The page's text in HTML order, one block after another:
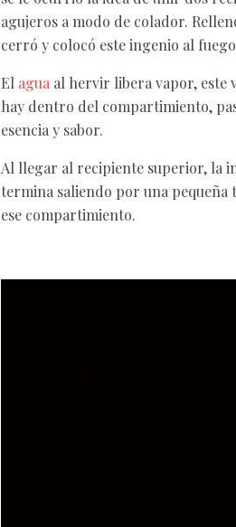
agujeros a modo de colador.
cerró y colocó este ingenio al
El agua al hervir libera vapor, este
hay dentro del compartimiento,
esencia y sabor.
Al llegar al recipiente superior, la
termina saliendo por una
ese compartimiento.